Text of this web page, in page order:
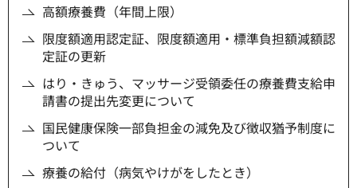
高額療養費（年間上限）
限度額適用認定証、限度額適用・標準負担額減額認
定証の更新
はり・きゅう、マッサージ受領委任の療養費支給申
請書の提出先変更について
国民健康保険一部負担金の減免及び徴収猶予制度に
ついて
療養の給付（病気やけがをしたとき）